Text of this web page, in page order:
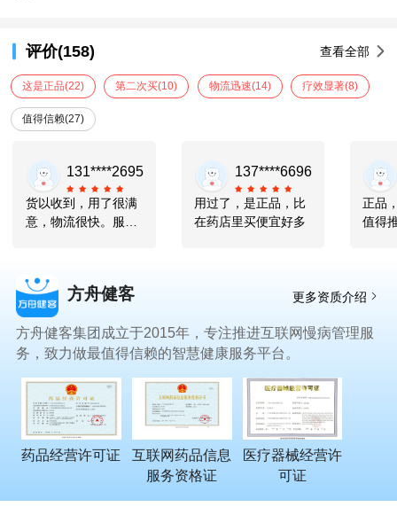
评价(158) 查看全部
这是正品(22) 第二次买(10) 物流迅速(14) 疗效显著(8)
值得信赖(27)
131****2695
货以收到，用了很满
意，物流很快。服务
137****6696
用过了，是正品，比
在药店里买便宜好多
正品
值得
方舟健客 更多资质介绍
方舟健客集团成立于2015年，专注推进互联网慢病管理服
务，致力做最值得信赖的智慧健康服务平台。
药品经营许可证
互联网药品信息
服务资格证
医疗器械经营许
可证